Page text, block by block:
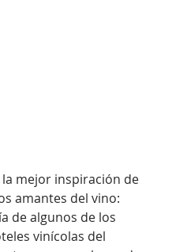
mejor inspiración de
amantes del vino:
de algunos de los
vinícolas del